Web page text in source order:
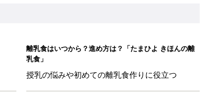
育園の連絡帳を通して夫が育児への興味を取り戻した話『ふ